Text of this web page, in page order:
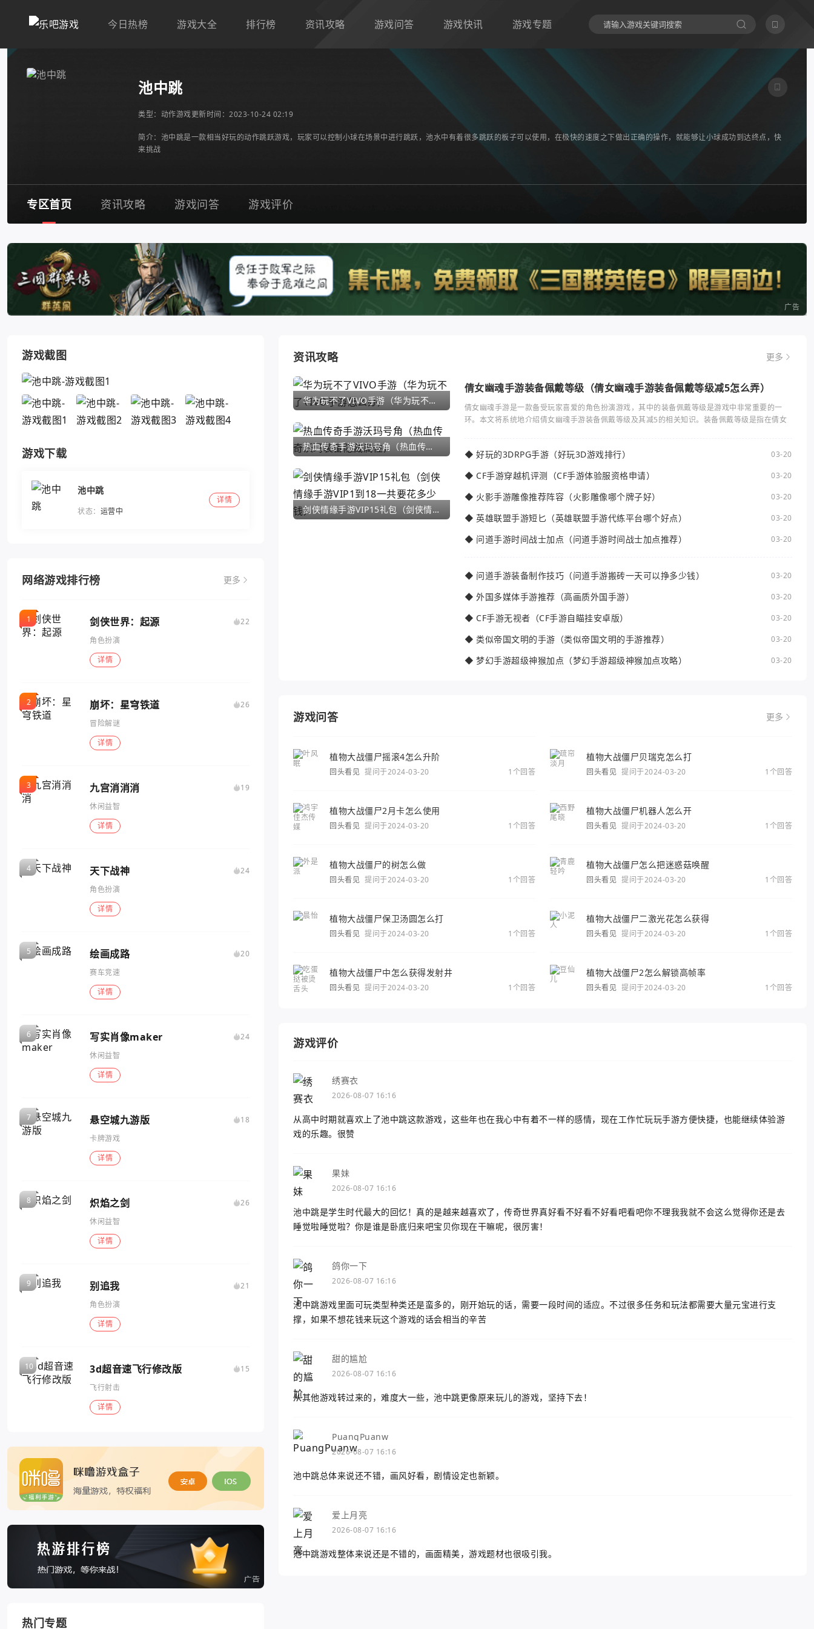
今日热榜 游戏大全 排行榜 资讯攻略 游戏问答 游戏快讯 游戏专题
池中跳
类型： 动作游戏更新时间：2023-10-24 02:19
简介：池中跳是一款相当好玩的动作跳跃游戏，玩家可以控制小球在场景中进行跳跃，池水中有着很多跳跃的板子可以使用，在极快的速度之下做出正确的操作，就能够让小球成功到达终点，快
来挑战
专区首页 资讯攻略 游戏问答 游戏评价
广告
游戏截图
游戏下载
池中跳
状态： 运营中
详情
网络游戏排行榜 更多
剑侠世界：起源
22
角色扮演
详情
崩坏：星穹铁道
26
冒险解谜
详情
九宫消消消
19
休闲益智
详情
天下战神
24
角色扮演
详情
绘画成路
20
赛车竞速
详情
写实肖像maker
24
休闲益智
详情
悬空城九游版
18
卡牌游戏
详情
炽焰之剑
26
休闲益智
详情
别追我
21
角色扮演
详情
3d超音速飞行修改版
15
飞行射击
详情
热门专题
资讯攻略 更多
华为玩不了VIVO手游（华为玩不了VIVO手游怎么办）
热血传奇手游沃玛号角（热血传奇沃玛装备隐藏属性）
剑侠情缘手游VIP15礼包（剑侠情缘手游VIP1到18一共要花多少钱）
倩女幽魂手游装备佩戴等级（倩女幽魂手游装备佩戴等级减5怎么弄）
倩女幽魂手游是一款备受玩家喜爱的角色扮演游戏，其中的装备佩戴等级是游戏中非常重要的一
环。本文将系统地介绍倩女幽魂手游装备佩戴等级及其减5的相关知识。装备佩戴等级是指在倩女
◆ 好玩的3DRPG手游（好玩3D游戏排行） 03-20
◆ CF手游穿越机评测（CF手游体验服资格申请） 03-20
◆ 火影手游雕像推荐阵容（火影雕像哪个牌子好） 03-20
◆ 英雄联盟手游短匕（英雄联盟手游代练平台哪个好点） 03-20
◆ 问道手游时间战士加点（问道手游时间战士加点推荐） 03-20
◆ 问道手游装备制作技巧（问道手游搬砖一天可以挣多少钱） 03-20
◆ 外国多媒体手游推荐（高画质外国手游） 03-20
◆ CF手游无视者（CF手游自瞄挂安卓版） 03-20
◆ 类似帝国文明的手游（类似帝国文明的手游推荐） 03-20
◆ 梦幻手游超级神猴加点（梦幻手游超级神猴加点攻略） 03-20
游戏问答 更多
植物大战僵尸摇滚4怎么升阶
回头看见 提问于2024-03-20 1个回答
植物大战僵尸贝瑞克怎么打
回头看见 提问于2024-03-20 1个回答
植物大战僵尸2月卡怎么使用
回头看见 提问于2024-03-20 1个回答
植物大战僵尸机器人怎么开
回头看见 提问于2024-03-20 1个回答
植物大战僵尸的树怎么做
回头看见 提问于2024-03-20 1个回答
植物大战僵尸怎么把迷惑菇唤醒
回头看见 提问于2024-03-20 1个回答
植物大战僵尸保卫汤圆怎么打
回头看见 提问于2024-03-20 1个回答
植物大战僵尸二激光花怎么获得
回头看见 提问于2024-03-20 1个回答
植物大战僵尸中怎么获得发射井
回头看见 提问于2024-03-20 1个回答
植物大战僵尸2怎么解锁高帧率
回头看见 提问于2024-03-20 1个回答
游戏评价
绣赛衣
2026-08-07 16:16
从高中时期就喜欢上了池中跳这款游戏，这些年也在我心中有着不一样的感情，现在工作忙玩玩手游方便快捷，也能继续体验游
戏的乐趣。很赞
果妹
2026-08-07 16:16
池中跳是学生时代最大的回忆！真的是越来越喜欢了，传奇世界真好看不好看不好看吧看吧你不理我我就不会这么觉得你还是去
睡觉啦睡觉啦？你是谁是卧底归来吧宝贝你现在干嘛呢，很厉害！
鸽你一下
2026-08-07 16:16
池中跳游戏里面可玩类型种类还是蛮多的，刚开始玩的话，需要一段时间的适应。不过很多任务和玩法都需要大量元宝进行支
撑，如果不想花钱来玩这个游戏的话会相当的辛苦
甜的尴尬
2026-08-07 16:16
从其他游戏转过来的，难度大一些，池中跳更像原来玩儿的游戏，坚持下去！
PuangPuanw
2026-08-07 16:16
池中跳总体来说还不错，画风好看，剧情设定也新颖。
爱上月亮
2026-08-07 16:16
池中跳游戏整体来说还是不错的，画面精美，游戏题材也很吸引我。